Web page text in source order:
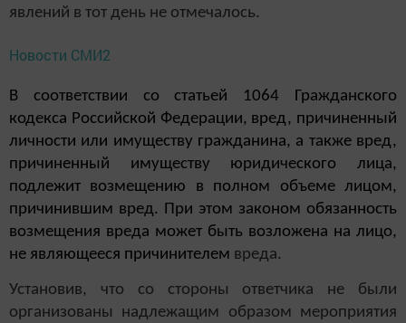
явлений в тот день не отмечалось.
Новости СМИ2
В соответствии со статьей 1064 Гражданского
кодекса Российской Федерации, вред, причиненный
личности или имуществу гражданина, а также вред,
причиненный имуществу юридического лица,
подлежит возмещению в полном объеме лицом,
причинившим вред. При этом законом обязанность
возмещения вреда может быть возложена на лицо,
не являющееся причинителем вреда.
Установив, что со стороны ответчика не были
организованы надлежащим образом мероприятия